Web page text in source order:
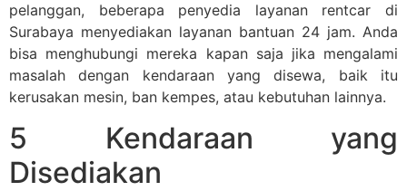
pelanggan, beberapa penyedia layanan rentcar di
Surabaya menyediakan layanan bantuan 24 jam. Anda
bisa menghubungi mereka kapan saja jika mengalami
masalah dengan kendaraan yang disewa, baik itu
kerusakan mesin, ban kempes, atau kebutuhan lainnya.
5 Kendaraan yang
Disediakan